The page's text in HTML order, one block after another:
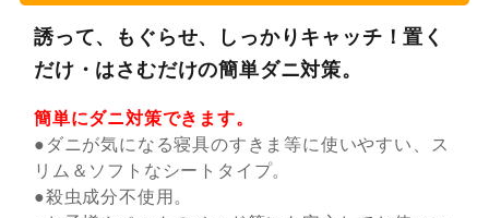
誘って、もぐらせ、しっかりキャッチ！置く
だけ・はさむだけの簡単ダニ対策。
簡単にダニ対策できます。
●ダニが気になる寝具のすきま等に使いやすい、ス
リム＆ソフトなシートタイプ。
●殺虫成分不使用。